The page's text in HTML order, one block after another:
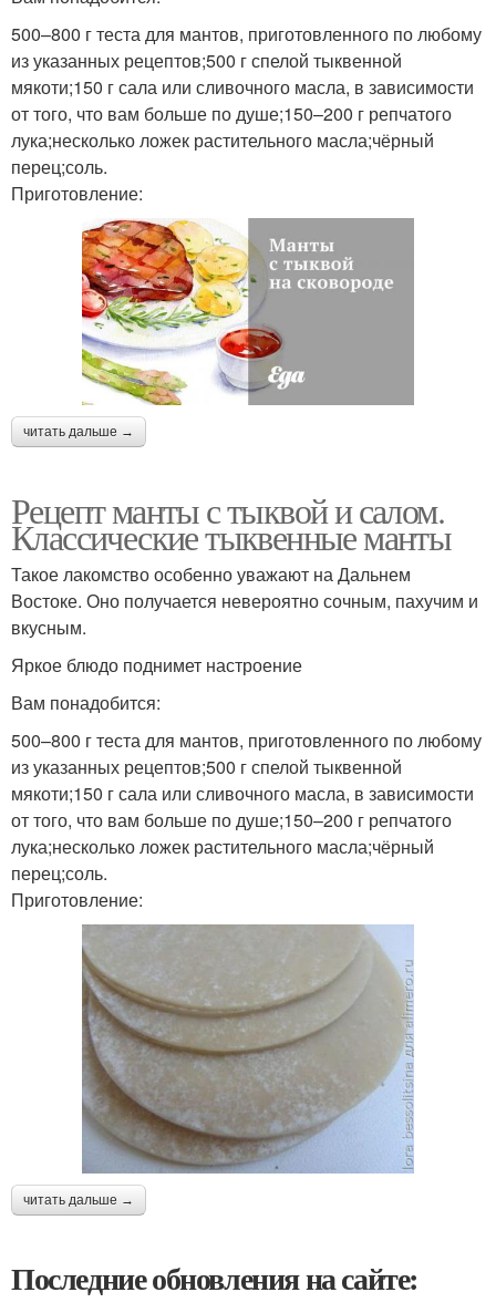
500–800 г теста для мантов, приготовленного по любому
из указанных рецептов;500 г спелой тыквенной
мякоти;150 г сала или сливочного масла, в зависимости
от того, что вам больше по душе;150–200 г репчатого
лука;несколько ложек растительного масла;чёрный
перец;соль.
Приготовление:
читать дальше →
Рецепт манты с тыквой и салом.
Классические тыквенные манты
Такое лакомство особенно уважают на Дальнем
Востоке. Оно получается невероятно сочным, пахучим и
вкусным.
Яркое блюдо поднимет настроение
Вам понадобится:
500–800 г теста для мантов, приготовленного по любому
из указанных рецептов;500 г спелой тыквенной
мякоти;150 г сала или сливочного масла, в зависимости
от того, что вам больше по душе;150–200 г репчатого
лука;несколько ложек растительного масла;чёрный
перец;соль.
Приготовление:
читать дальше →
Последние обновления на сайте: